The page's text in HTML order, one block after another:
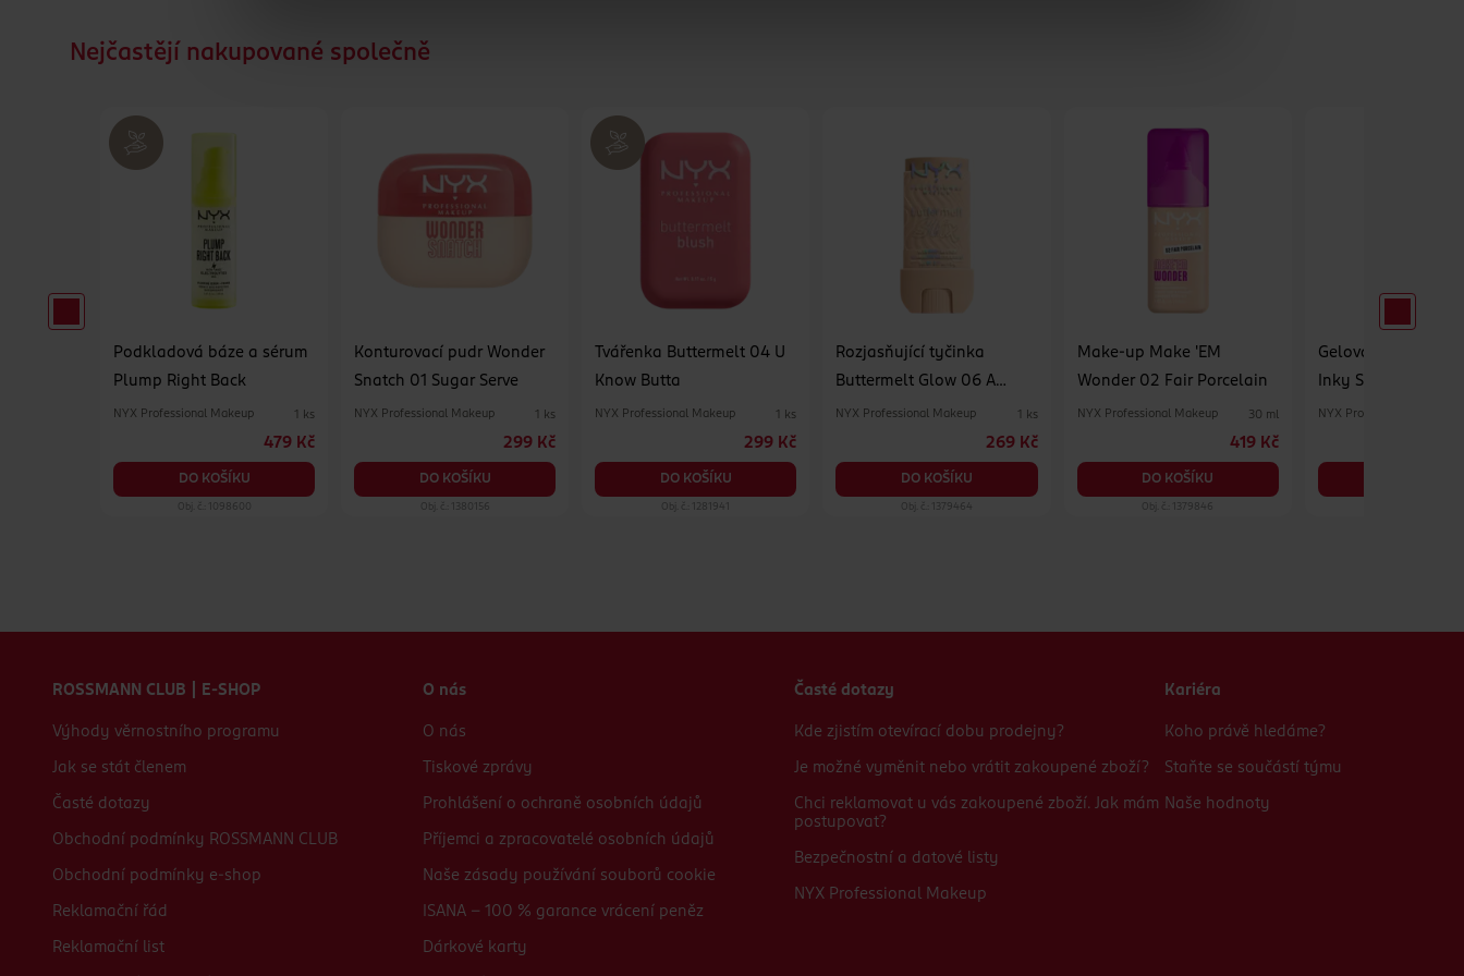
Nejčastějí nakupované společně
Podkladová báze a sérum
Plump Right Back
NYX Professional Makeup 1 ks
479 Kč
DO KOŠÍKU
Obj. č.: 1098600
Konturovací pudr Wonder
Snatch 01 Sugar Serve
NYX Professional Makeup 1 ks
299 Kč
DO KOŠÍKU
Obj. č.: 1380156
Tvářenka Buttermelt 04 U
Know Butta
NYX Professional Makeup 1 ks
299 Kč
DO KOŠÍKU
Obj. č.: 1281941
Rozjasňující tyčinka
Buttermelt Glow 06 A
Whole Melt
NYX Professional Makeup 1 ks
269 Kč
DO KOŠÍKU
Obj. č.: 1379464
Make-up Make 'EM
Wonder 02 Fair Porcelain
NYX Professional Makeup 30 ml
419 Kč
DO KOŠÍKU
Obj. č.: 1379846
Gelová oční linka
Inky Stix 11 Pixel
NYX Professional Makeup
ROSSMANN CLUB | E-SHOP
Výhody věrnostního programu
Jak se stát členem
Časté dotazy
Obchodní podmínky ROSSMANN CLUB
Obchodní podmínky e-shop
Reklamační řád
Reklamační list
O nás
O nás
Tiskové zprávy
Prohlášení o ochraně osobních údajů
Příjemci a zpracovatelé osobních údajů
Naše zásady používání souborů cookie
ISANA - 100 % garance vrácení peněz
Dárkové karty
Časté dotazy
Kde zjistím otevírací dobu prodejny?
Je možné vyměnit nebo vrátit zakoupené zboží?
Chci reklamovat u vás zakoupené zboží. Jak mám
postupovat?
Bezpečnostní a datové listy
NYX Professional Makeup
Kariéra
Koho právě hledáme?
Staňte se součástí týmu
Naše hodnoty